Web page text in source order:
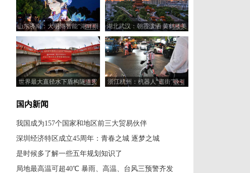
山东济南：大明湖智能“湖畔雨
荷”景观亮灯
湖北武汉：朝霞泼洒 黄鹤楼美
如油画
世界最大直径水下盾构隧道贯
浙江杭州：机器人“逛街”吸引
国内新闻
我国成为157个国家和地区前三大贸易伙伴
深圳经济特区成立45周年：青春之城 逐梦之城
是时候多了解一些五年规划知识了
局地最高温可超40℃ 暴雨、高温、台风三预警齐发